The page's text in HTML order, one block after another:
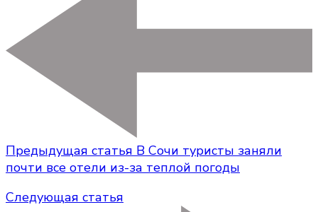
Предыдущая статья В Сочи туристы заняли
почти все отели из-за теплой погоды
Следующая статья